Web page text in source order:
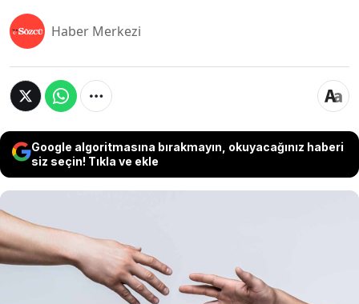
Haber Merkezi
Google algoritmasına bırakmayın, okuyacağınız haberi
siz seçin! Tıkla ve ekle
Bugünün kozmik enerjileri, şefkat ve
yardımseverliği ön plana çıkarıyor. Astrologlara
göre, bu pozitif etki herkes tarafından
hissedilecek olsa da, gökyüzü 3 burca özel bir